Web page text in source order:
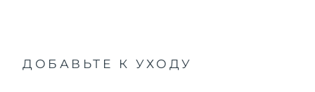
ДОБАВЬТЕ К УХОДУ